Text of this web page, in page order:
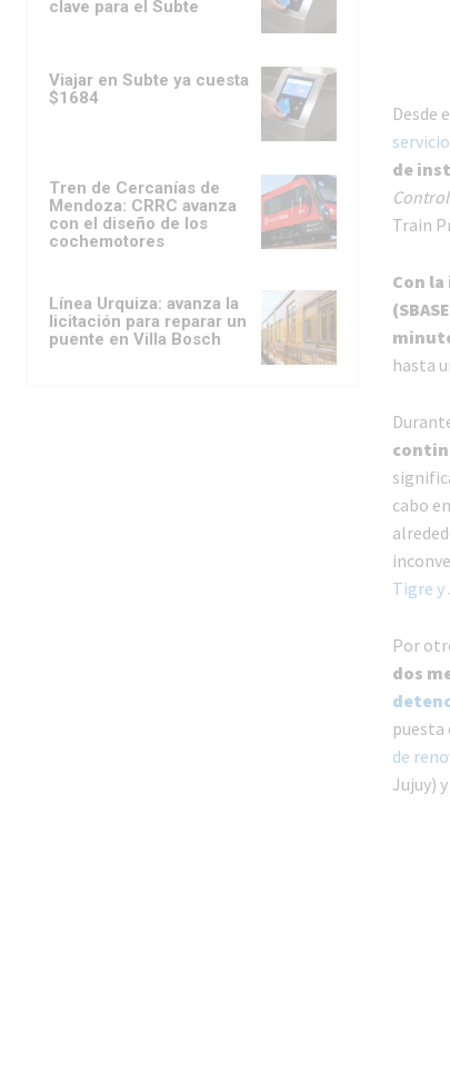
clave para el Subte
Viajar en Subte ya cuesta
$1684
Tren de Cercanías de
Mendoza: CRRC avanza
con el diseño de los
cochemotores
Línea Urquiza: avanza la
licitación para reparar un
puente en Villa Bosch
Desde
de
Control
Train
Con
hasta
cabo
Tigre y
Por
dos
puesta
de
Jujuy)